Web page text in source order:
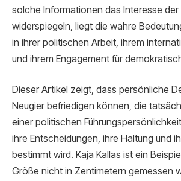
solche Informationen das Interesse
widerspiegeln, liegt die wahre
in ihrer politischen Arbeit, ihrem
und ihrem Engagement für
Dieser Artikel zeigt, dass persönliche
Neugier befriedigen können, die
einer politischen
ihre Entscheidungen, ihre Haltung und
bestimmt wird. Kaja Kallas ist ein
Größe nicht in Zentimetern gemessen